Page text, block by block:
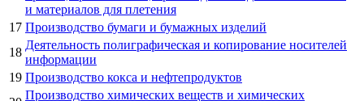
и материалов для плетения
17 Производство бумаги и бумажных изделий
18
Деятельность полиграфическая и копирование носителей
информации
19 Производство кокса и нефтепродуктов
Производство химических веществ и химических